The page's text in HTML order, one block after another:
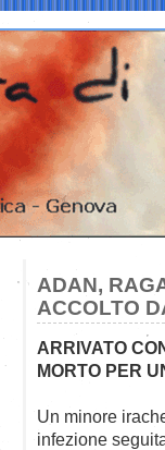
ADAN,
ACCOLTO
ARRIVATO
MORTO PER
Un minore
infezione